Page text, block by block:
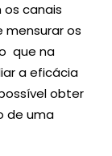
canais
mensurar os
que na
a eficácia
obter
de uma